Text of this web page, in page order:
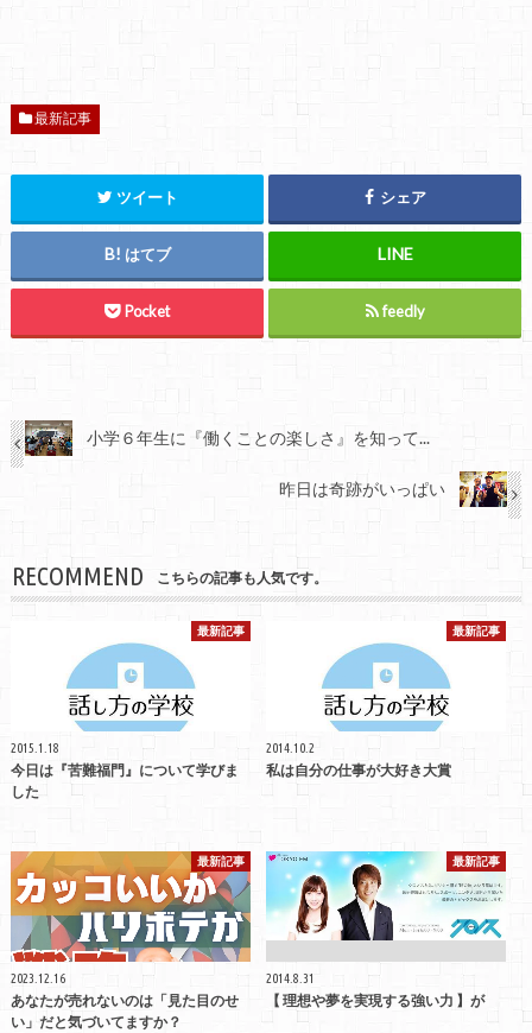
最新記事
ツイート シェア
はてブ
Pocket feedly
小学６年生に『働くことの楽しさ』を知って...
昨日は奇跡がいっぱい
RECOMMEND こちらの記事も人気です。
最新記事
2015.1.18
今日は『苦難福門』について学びま
した
最新記事
2014.10.2
私は自分の仕事が大好き大賞
最新記事
2023.12.16
あなたが売れないのは「見た目のせ
い」だと気づいてますか？
最新記事
2014.8.31
【 理想や夢を実現する強い力 】が